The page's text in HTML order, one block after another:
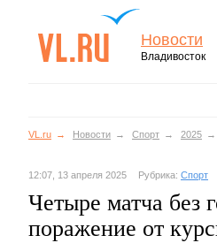
Новости
Владивосток
VL.ru Новости Спорт 2025
12:07, 13 апреля 2025 Рубрика: Спорт
Четыре матча без
поражение от